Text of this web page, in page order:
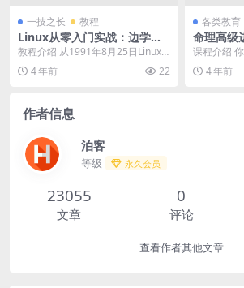
一技之长 教程
Linux从零入门实战：边学边
练高级视频教程
教程介绍 从1991年8月25日Linux T
orvalds宣告Linux操作系...
4 年前 22
各类教育
命理高级
师版高级
课程介绍
久却还停留
层面上?是
4 年前
作者信息
泊客
等级 永久会员
23055
文章
0
评论
查看作者其他文章